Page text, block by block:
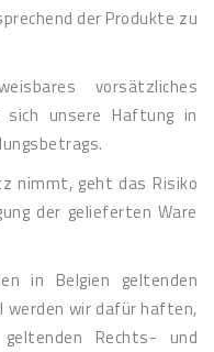
der Produkte zu
vorsätzliches
sich unsere Haftung in
nimmt, geht das Risiko
der gelieferten Ware
in Belgien geltenden
werden wir dafür haften,
Rechts- und